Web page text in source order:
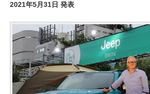
2021年5月31日 発表